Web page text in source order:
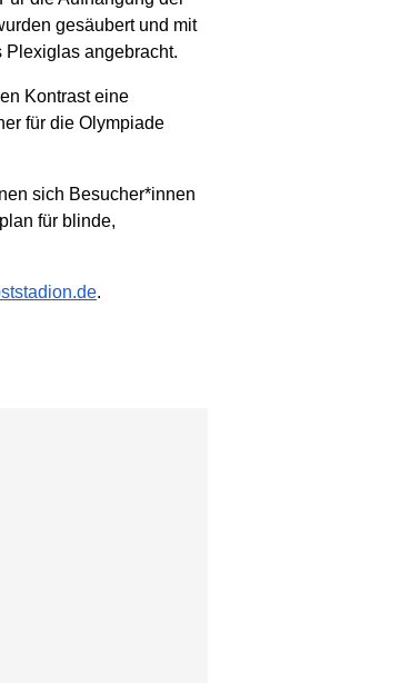
gesäubert und mit
Plexiglas angebracht.
Kontrast eine
für die Olympiade
sich Besucher*innen
für blinde,
.